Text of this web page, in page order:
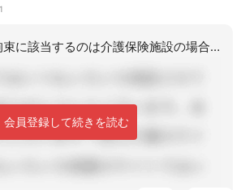
つなぎ服が身体拘束に該当するのは介護保険施設の場合であって、自宅ではこのルールが
会員登録して続きを読む